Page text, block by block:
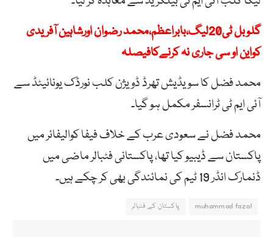
گلوبل ٹی20لیگ،بابراعظم،محمد رضوان اورشاہین آفریدی
کواین او سی جاری نہ کرنےکافیصلہ
محمد فضل کا سویڈیش تھرڈ ڈویژن کلب نورڈک یونائیٹڈ سے
آئی ایم ٹی ٹرانسفر مکمل ہو گیا۔
محمد فضل نے سعودی عرب کے خلاف فیفا کوالیفائر میں
پاکستان سے ڈیبیو کیا تھا، پاکستانی فٹبالر ماضی میں
ڈنمارک انڈر 19 ٹیم کی نمائندگی بھی کر چکے ہیں۔
muhammad fazal پاکستان کے فٹبالر